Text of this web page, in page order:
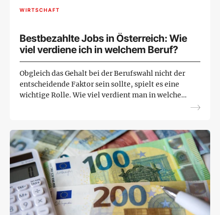
WIRTSCHAFT
Bestbezahlte Jobs in Österreich: Wie
viel verdiene ich in welchem Beruf?
Obgleich das Gehalt bei der Berufswahl nicht der
entscheidende Faktor sein sollte, spielt es eine
wichtige Rolle. Wie viel verdient man in welchem